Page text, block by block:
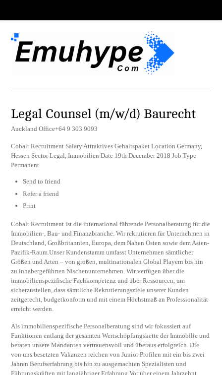
Legal Counsel (m/w/d) Baurecht
Auckland Office+64 9 303 9093
Cobalt Recruitment Salary Attraktives Gehaltspaket Location Germany,
Hessen Sector Legal, Immobilien Date 19th December 2018 Job Type
Permanent
Send to friend
Refer a friend
Print
Cobalt Recruitment ist die international führende Personalberatung für die
Immobilien-, Bau- und Finanzbranche. Wir rekrutieren für Unternehmen in
Deutschland, Großbritannien, Europa, dem Nahen Osten sowie dem Asien-
Pazifik-Raum.Unser Kundenstamm umfasst Unternehmen sämtlicher
Größen und Arten – von großen, multinationalen Global Playern bis hin
zu inhabergeführten Nischenunternehmen. Wir verfügen über die
immobilienspezifische Fachkompetenz und über Ressourcen, um
sicherzustellen, dass sämtliche Rekrutierungsziele unserer Kunden
zeitgerecht, budgetkonform und mit einem Höchstmaß an Professionalität
erreicht werden.
Als immobilienspezifische Personalberatung sind wir fokussiert auf
Funktionen entlang der gesamten Wertschöpfungskette der Immobilie und
beraten unsere Mandanten vertrauensvoll und überaus erfolgreich. Die
von uns besetzten Vakanzen reichen von Junior Profilen mit ein bis zwei
Jahren Berufserfahrung bis hin zu ausgemachten Spezialisten und
Führungskräften mit langjähriger Erfahrung.Vor über einem Jahrzehnt